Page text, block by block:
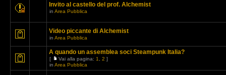
Invito al castello del prof. Alchemist
in Area Pubblica
Video piccante di Alchemist
in Area Pubblica
A quando un assemblea soci Steampunk Italia?
[ Vai alla pagina: 1 2 ]
in Area Pubblica